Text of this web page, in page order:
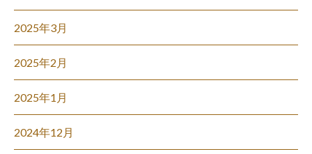
2025年3月
2025年2月
2025年1月
2024年12月